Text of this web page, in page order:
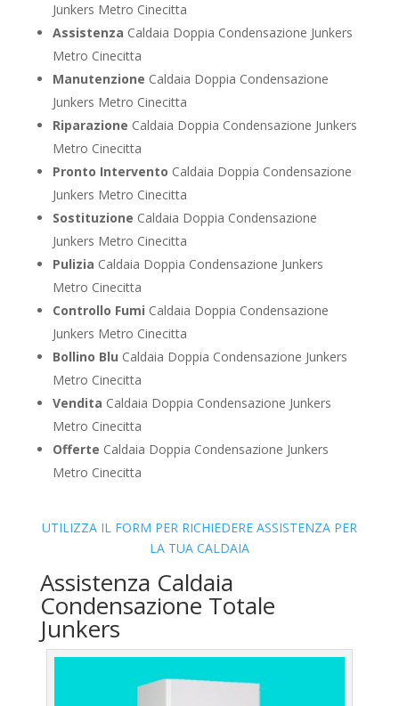
Junkers Metro Cinecitta
Assistenza Caldaia Doppia Condensazione Junkers
Metro Cinecitta
Manutenzione Caldaia Doppia Condensazione
Junkers Metro Cinecitta
Riparazione Caldaia Doppia Condensazione Junkers
Metro Cinecitta
Pronto Intervento Caldaia Doppia Condensazione
Junkers Metro Cinecitta
Sostituzione Caldaia Doppia Condensazione
Junkers Metro Cinecitta
Pulizia Caldaia Doppia Condensazione Junkers
Metro Cinecitta
Controllo Fumi Caldaia Doppia Condensazione
Junkers Metro Cinecitta
Bollino Blu Caldaia Doppia Condensazione Junkers
Metro Cinecitta
Vendita Caldaia Doppia Condensazione Junkers
Metro Cinecitta
Offerte Caldaia Doppia Condensazione Junkers
Metro Cinecitta
UTILIZZA IL FORM PER RICHIEDERE ASSISTENZA PER
LA TUA CALDAIA
Assistenza Caldaia
Condensazione Totale
Junkers